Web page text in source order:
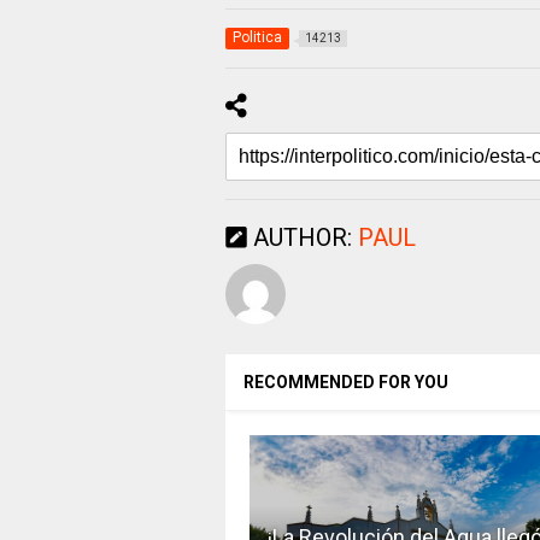
Politica 14213
AUTHOR: PAUL
RECOMMENDED FOR YOU